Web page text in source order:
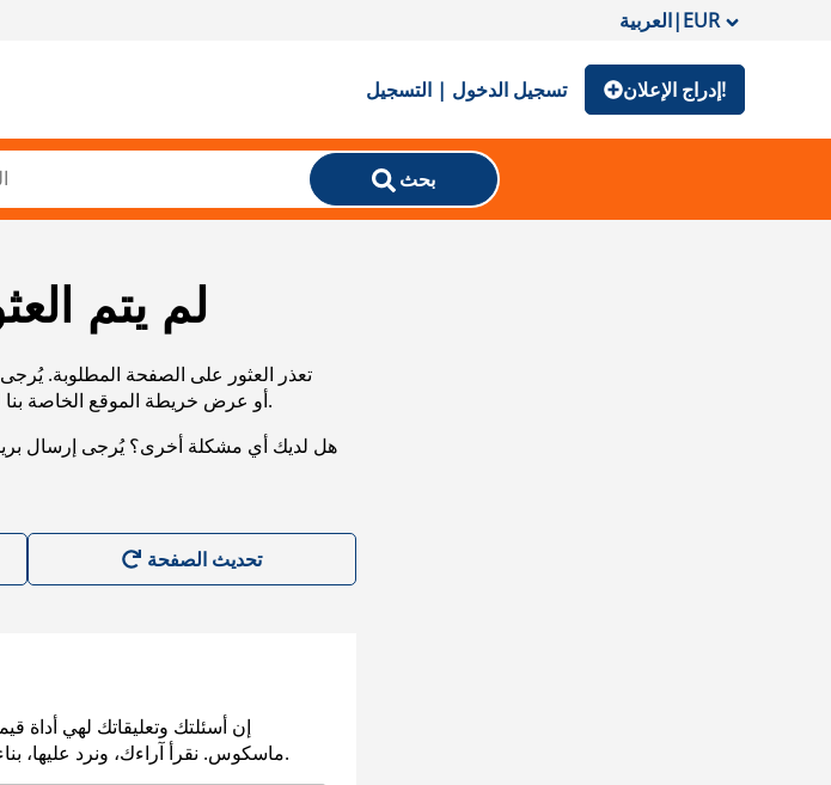
العربية|EUR
تسجيل الدخول | التسجيل إدراج الإعلان!
بحث
لم يتم
تعذر العثور على الصفحة المطلوبة.
URL، أو عرض خريطة الموقع الخاصة بنا لمساعدتك في العثور على ما تريد.
هل لديك أي مشكلة أخرى؟ يُرجى إرسال
إن أسئلتك وتعليقاتك لهي أداة
ماسكوس. نقرأ آراءك، ونرد عليها، بناء على طلبكم في أسرع وقت ممكن.